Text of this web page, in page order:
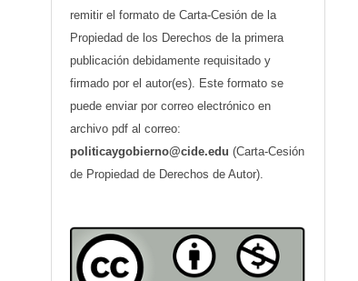
remitir el formato de Carta-Cesión de la
Propiedad de los Derechos de la primera
publicación debidamente requisitado y
firmado por el autor(es). Este formato se
puede enviar por correo electrónico en
archivo pdf al correo:
politicaygobierno@cide.edu (Carta-Cesión
de Propiedad de Derechos de Autor).